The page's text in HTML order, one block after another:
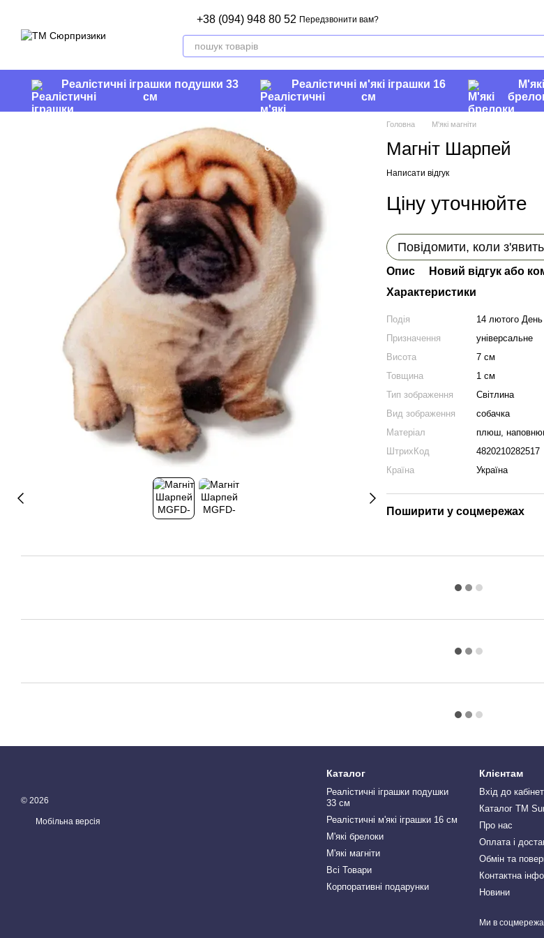
+38 (094) 948 80 52 Передзвонити вам?
Реалістичні іграшки подушки 33
см
Реалістичні м'які іграшки 16
см
М'які
Головна М'які магніти
Магніт Шарпей
Написати відгук
Ціну уточнюйте
Повідомити, коли
Опис
Новий відгук або
Характеристики
Подія
14 лютого
Призначення
універсальне
Висота
7 см
Товщина
1 см
Тип зображення
Світлина
Вид зображення
собачка
Матеріал
плюш,
ШтрихКод
4820210282517
Країна
Україна
Поширити у соцмережах
© 2026
Мобільна версія
Каталог
Реалістичні іграшки подушки
33 см
Реалістичні м'які іграшки 16 см
М'які брелоки
М'які магніти
Всі Товари
Корпоративні подарунки
Клієнтам
Вхід до
Каталог ТМ
Про нас
Оплата і
Обмін та
Контактна
Новини
Ми в